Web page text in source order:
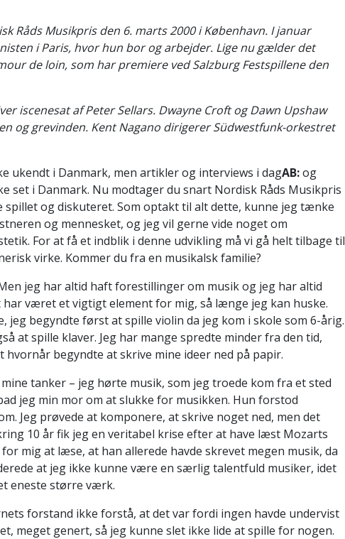
Råds Musikpris den 6. marts 2000 i København. I januar
i Paris, hvor hun bor og arbejder. Lige nu gælder det
de loin, som har premiere ved Salzburg Festspillene den
iscenesat af Peter Sellars. Dwayne Croft og Dawn Upshaw
og grevinden. Kent Nagano dirigerer Südwestfunk-orkestret
ukendt i Danmark, men artikler og interviews i dagAB:og
set i Danmark. Nu modtager du snart Nordisk Råds Musikpris
spillet og diskuteret. Som optakt til alt dette, kunne jeg tænke
og mennesket, og jeg vil gerne vide noget om
For at få et indblik i denne udvikling må vi gå helt tilbage til
virke. Kommer du fra en musikalsk familie?
jeg har altid haft forestillinger om musik og jeg har altid
været et vigtigt element for mig, så længe jeg kan huske.
begyndte først at spille violin da jeg kom i skole som 6-årig.
at spille klaver. Jeg har mange spredte minder fra den tid,
begyndte at skrive mine ideer ned på papir.
tanker – jeg hørte musik, som jeg troede kom fra et sted
jeg min mor om at slukke for musikken. Hun forstod
Jeg prøvede at komponere, at skrive noget ned, men det
10 år fik jeg en veritabel krise efter at have læst Mozarts
mig at læse, at han allerede havde skrevet megen musik, da
at jeg ikke kunne være en særlig talentfuld musiker, idet
eneste større værk.
forstand ikke forstå, at det var fordi ingen havde undervist
meget genert, så jeg kunne slet ikke lide at spille for nogen.